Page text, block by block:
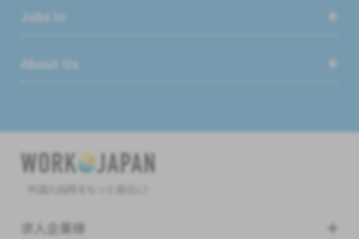
Jobs in
About Us
求人企業様